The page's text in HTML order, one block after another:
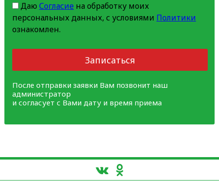
Даю Согласиена обработку моих
персональных данных, с условиями Политики
ознакомлен.
Записаться
После отправки заявки Вам позвонит наш
администратор
и согласует с Вами дату и время приема